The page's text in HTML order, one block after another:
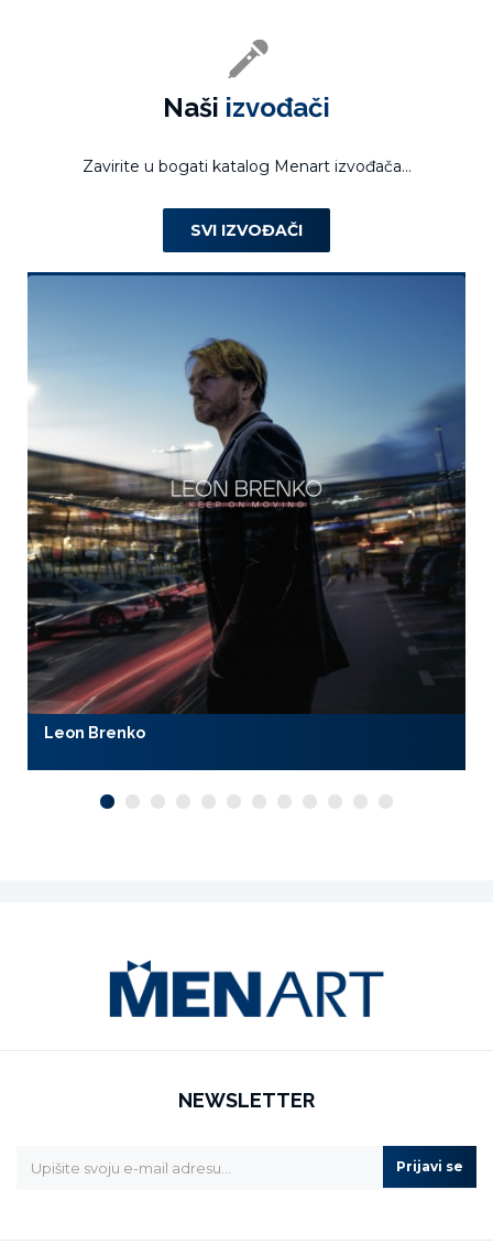
Naši izvođači
Zavirite u bogati katalog Menart izvođača...
SVI IZVOĐAČI
Leon Brenko
NEWSLETTER
Prijavi se